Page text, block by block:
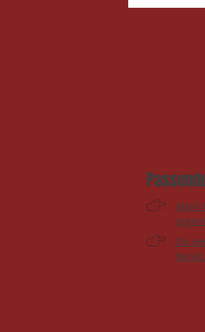
Mein
Du